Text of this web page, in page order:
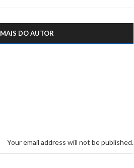
MAIS DO AUTOR
Your email address will not be published.